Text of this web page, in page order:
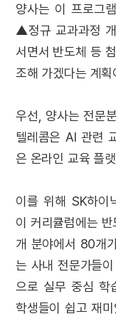
양사는 이 프로그
▲정규 교과과정
서면서 반도체 등
조해 가겠다는 계획
우선, 양사는 전문
텔레콤은 AI 관련
은 온라인 교육 플
이를 위해 SK하이
이 커리큘럼에는
개 분야에서 80개
는 사내 전문가들
으로 실무 중심 학
학생들이 쉽고 재